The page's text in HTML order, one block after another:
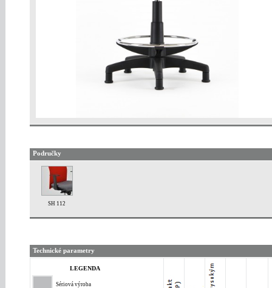
Područky
SH 112
Technické parametry
LEGENDA
Sériová výroba